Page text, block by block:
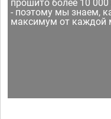
прошито более 10
- поэтому мы знаем,
максимум от каждой